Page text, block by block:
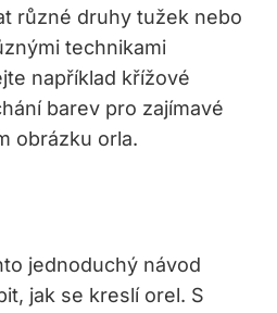
různé druhy tužek nebo
technikami
například křížové
barev pro zajímavé
obrázku orla.
jednoduchý návod
jak se kreslí orel. S